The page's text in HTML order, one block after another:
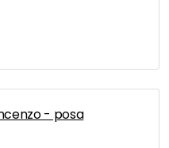
- posa